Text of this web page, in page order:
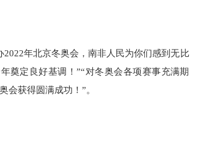
年北京冬奥会，南非人民为你们感到无比
奠定良好基调！”“对冬奥会各项赛事充满期
会获得圆满成功！”。